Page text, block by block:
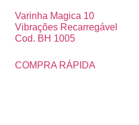
Varinha Magica 10
Vibrações Recarregável
Cod. BH 1005
COMPRA RÁPIDA